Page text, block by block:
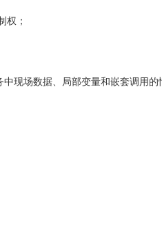
权；
现场数据、局部变量和嵌套调用的